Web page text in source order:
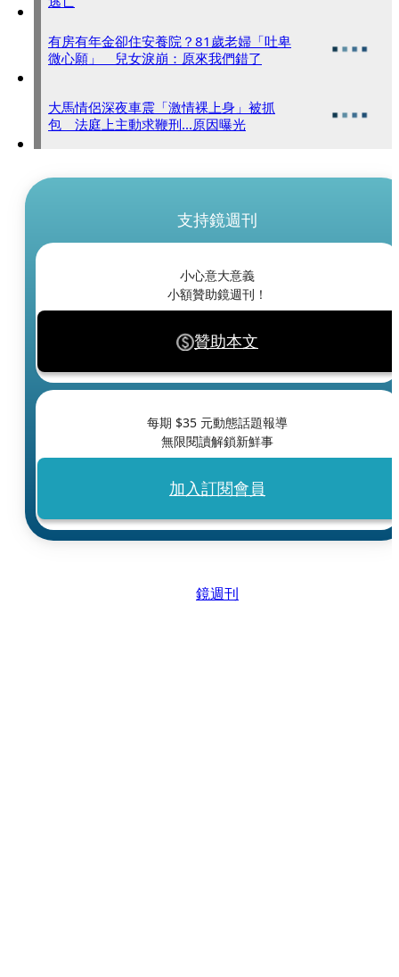
有房有年金卻住安養院？81歲老婦「吐卑
微心願」 兒女淚崩：原來我們錯了
大馬情侶深夜車震「激情裸上身」被抓
包 法庭上主動求鞭刑...原因曝光
支持鏡週刊
小心意大意義
小額贊助鏡週刊！
贊助本文
每期 $35 元動態話題報導
無限閱讀解鎖新鮮事
加入訂閱會員
鏡週刊